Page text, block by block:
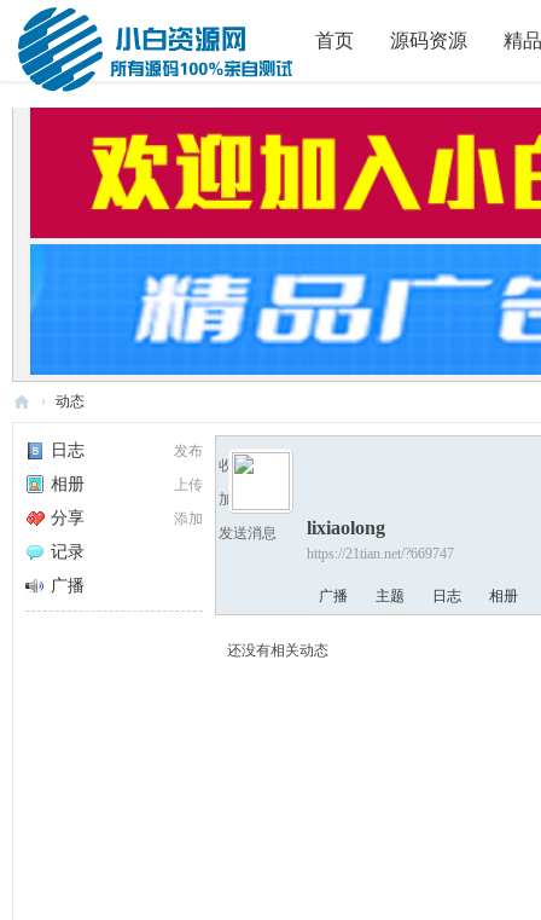
首页 源码资源 精
白
码
› 动态
发布
日志
上传
相册
添加
分享
记录
广播
收听TA
加为好友
发送消息
lixiaolong
https://21tian.net/?669747
广播 主题 日志 相册
还没有相关动态